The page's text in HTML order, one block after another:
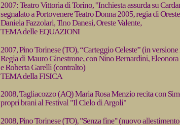
2007: Teatro Vittoria di Torino, "Inchiesta assurda su
segnalato a Portovenere Teatro Donna 2005, regia di
Daniela Fazzolari, Tino Danesi, Oreste Valente,
TEMA delle EQUAZIONI
2007, Pino Torinese (TO), “Carteggio Celeste” (in
Regia di Mauro Ginestrone, con Nino Bernardini,
e Roberta Garelli (contralto)
TEMA della FISICA
2008, Tagliacozzo (AQ) Maria Rosa Menzio recita con
propri brani al Festival "Il Cielo di Argoli"
2008, Pino Torinese (TO), "Senza fine" (nuovo